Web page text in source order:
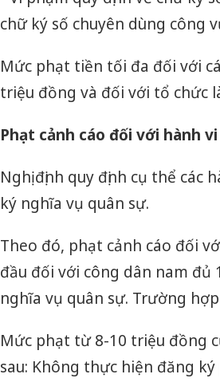
chữ ký số chuyên dùng công
Mức phạt tiền tối đa đối với
triệu đồng và đối với tổ chức
Phạt cảnh cáo đối với hành
Nghị định quy định cụ thể các
ký nghĩa vụ quân sự.
Theo đó, phạt cảnh cáo đối
đầu đối với công dân nam
nghĩa vụ quân sự. Trường
Mức phạt từ 8-10 triệu đồng
sau: Không thực hiện đăng